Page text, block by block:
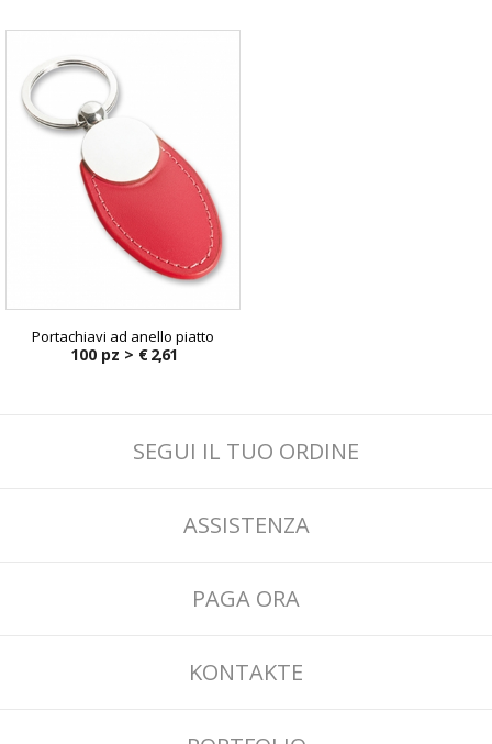
Portachiavi ad anello piatto
100 pz > € 2,61
SEGUI IL TUO ORDINE
ASSISTENZA
PAGA ORA
KONTAKTE